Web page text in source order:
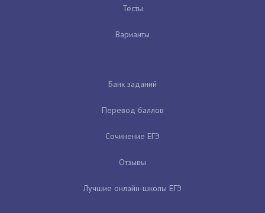
Тесты
Варианты
Банк заданий
Перевод баллов
Сочинение ЕГЭ
Отзывы
Лучшие онлайн-школы ЕГЭ